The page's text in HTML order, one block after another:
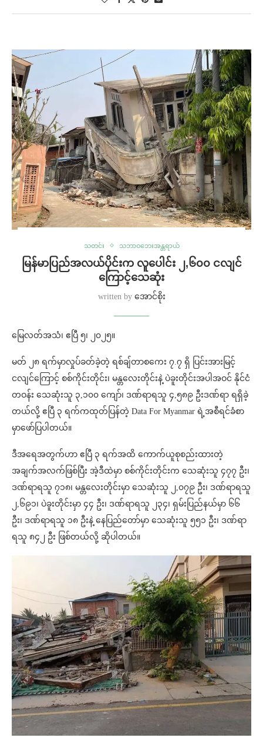
သတင်း သဘာဝဘေးအန္တရာယ်
မြန်မာပြည်အလယ်ပိုင်းက လူပေါင်း ၂,၆၀၀ ငလျင်
ကြောင့်သေဆုံး
written by အောင်စိုး
မြေလတ်အသံ၊ ဧပြီ ၅၊ ၂၀၂၅။
မတ် ၂၈ ရက်မှာလှုပ်ခတ်ခဲ့တဲ့ ရစ်ချ်တာစကေး ၇.၇ ရှိ ပြင်းအားမြင့်
ငလျင်ကြောင့် စစ်ကိုင်းတိုင်း၊ မန္တလေးတိုင်းနဲ့ ပဲခူးတိုင်းအပါအဝင် နိုင်ငံ
တဝန်း သေဆုံးသူ ၃,၁၀၀ ကျော်၊ ဒဏ်ရာရသူ ၄,၅၈၉ ဦးဒဏ်ရာ ရရှိခဲ့
တယ်လို့ ဧပြီ ၃ ရက်ကထုတ်ပြန်တဲ့ Data For Myanmar ရဲ့အစီရင်ခံစာ
မှာဖော်ပြပါတယ်။
ဒီအရေအတွက်ဟာ ဧပြီ ၃ ရက်အထိ ကောက်ယူစုစည်းထားတဲ့
အချက်အလက်ဖြစ်ပြီး အဲ့ဒီထဲမှာ စစ်ကိုင်းတိုင်းက သေဆုံးသူ ၄၇၇ ဦး၊
ဒဏ်ရာရသူ ၇၁၈၊ မန္တလေးတိုင်းမှာ သေဆုံးသူ ၂,၀၇၉ ဦး၊ ဒဏ်ရာရသူ
၂,၆၉၁၊ ပဲခူးတိုင်းမှာ ၄၄ ဦး၊ ဒဏ်ရာရသူ ၂၃၄၊ ရှမ်းပြည်နယ်မှာ ၆၆
ဦး၊ ဒဏ်ရာရသူ ၁၈ ဦးနဲ့ နေပြည်တော်မှာ သေဆုံးသူ ၅၅၁ ဦး၊ ဒဏ်ရာ
ရသူ ၈၄၂ ဦး ဖြစ်တယ်လို့ ဆိုပါတယ်။